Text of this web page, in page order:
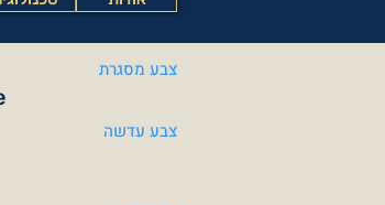
צבע מסגרת
צבע עדשה